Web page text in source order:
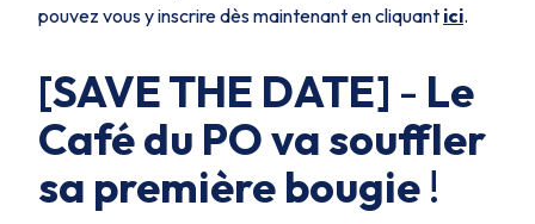
pouvez vous y inscrire dès maintenant en cliquant ici.
[SAVE THE DATE] - Le
Café du PO va souffler
sa première bougie !